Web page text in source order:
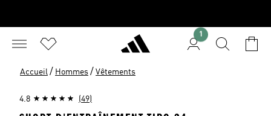
1
Accueil / Hommes / Vêtements
4.8 (49)